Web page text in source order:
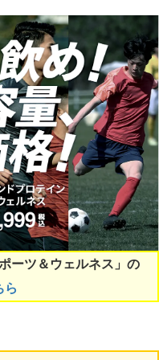
ーツ＆ウェルネス」の
ら